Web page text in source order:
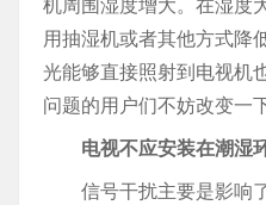
机周围湿度增大。在湿度
用抽湿机或者其他方式降
光能够直接照射到电视机
问题的用户们不妨改变一
电视不应安装在潮湿
信号干扰主要是影响